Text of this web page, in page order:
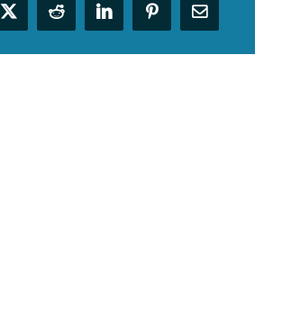
X Reddit LinkedInPinterest
電
子